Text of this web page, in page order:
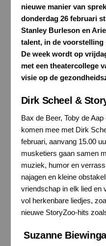
nieuwe manier van
donderdag 26 februari
Stanley Burleson en
talent, in de voorstelling
De week wordt op
met een theatercollege
visie op de
Dirk Scheel &
Bax de Beer, Toby de
komen mee met Dirk
februari, aanvang 15.00
musketiers gaan samen
muziek, humor en
najagen en kleine
vriendschap in elk lied en
vol herkenbare liedjes,
nieuwe StoryZoo-hits
Suzanne Biewinga